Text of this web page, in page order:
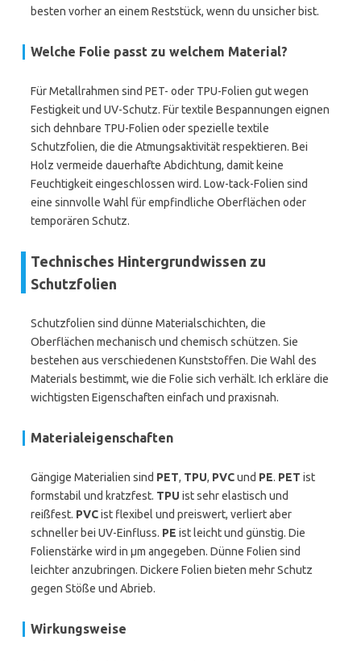
besten vorher an einem Reststück, wenn du unsicher bist.
Welche Folie passt zu welchem Material?
Für Metallrahmen sind PET- oder TPU-Folien gut wegen
Festigkeit und UV-Schutz. Für textile Bespannungen eignen
sich dehnbare TPU-Folien oder spezielle textile
Schutzfolien, die die Atmungsaktivität respektieren. Bei
Holz vermeide dauerhafte Abdichtung, damit keine
Feuchtigkeit eingeschlossen wird. Low-tack-Folien sind
eine sinnvolle Wahl für empfindliche Oberflächen oder
temporären Schutz.
Technisches Hintergrundwissen zu
Schutzfolien
Schutzfolien sind dünne Materialschichten, die
Oberflächen mechanisch und chemisch schützen. Sie
bestehen aus verschiedenen Kunststoffen. Die Wahl des
Materials bestimmt, wie die Folie sich verhält. Ich erkläre die
wichtigsten Eigenschaften einfach und praxisnah.
Materialeigenschaften
Gängige Materialien sind PET, TPU, PVCund PE. PET ist
formstabil und kratzfest. TPU ist sehr elastisch und
reißfest. PVCist flexibel und preiswert, verliert aber
schneller bei UV-Einfluss. PE ist leicht und günstig. Die
Folienstärke wird in µm angegeben. Dünne Folien sind
leichter anzubringen. Dickere Folien bieten mehr Schutz
gegen Stöße und Abrieb.
Wirkungsweise